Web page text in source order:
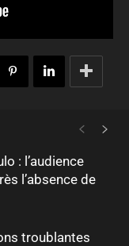
: l’audience
l’absence de
troublantes